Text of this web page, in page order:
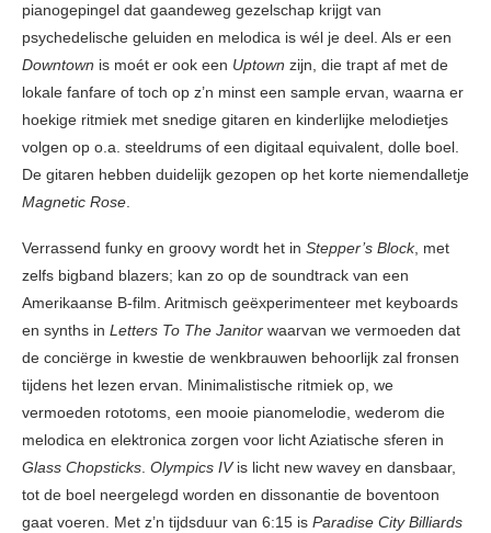
pianogepingel dat gaandeweg gezelschap krijgt van
psychedelische geluiden en melodica is wél je deel. Als er een
Downtown is moét er ook een Uptown zijn, die trapt af met de
lokale fanfare of toch op z’n minst een sample ervan, waarna er
hoekige ritmiek met snedige gitaren en kinderlijke melodietjes
volgen op o.a. steeldrums of een digitaal equivalent, dolle boel.
De gitaren hebben duidelijk gezopen op het korte niemendalletje
Magnetic Rose.
Verrassend funky en groovy wordt het in Stepper’s Block, met
zelfs bigband blazers; kan zo op de soundtrack van een
Amerikaanse B-film. Aritmisch geëxperimenteer met keyboards
en synths in Letters To The Janitor waarvan we vermoeden dat
de conciërge in kwestie de wenkbrauwen behoorlijk zal fronsen
tijdens het lezen ervan. Minimalistische ritmiek op, we
vermoeden rototoms, een mooie pianomelodie, wederom die
melodica en elektronica zorgen voor licht Aziatische sferen in
Glass Chopsticks. Olympics IVis licht new wavey en dansbaar,
tot de boel neergelegd worden en dissonantie de boventoon
gaat voeren. Met z’n tijdsduur van 6:15 is Paradise City Billiards